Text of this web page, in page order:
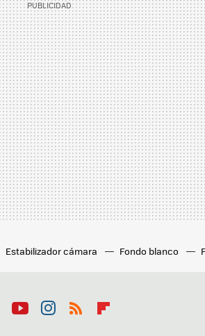
Estabilizador cámara Fondo blanco